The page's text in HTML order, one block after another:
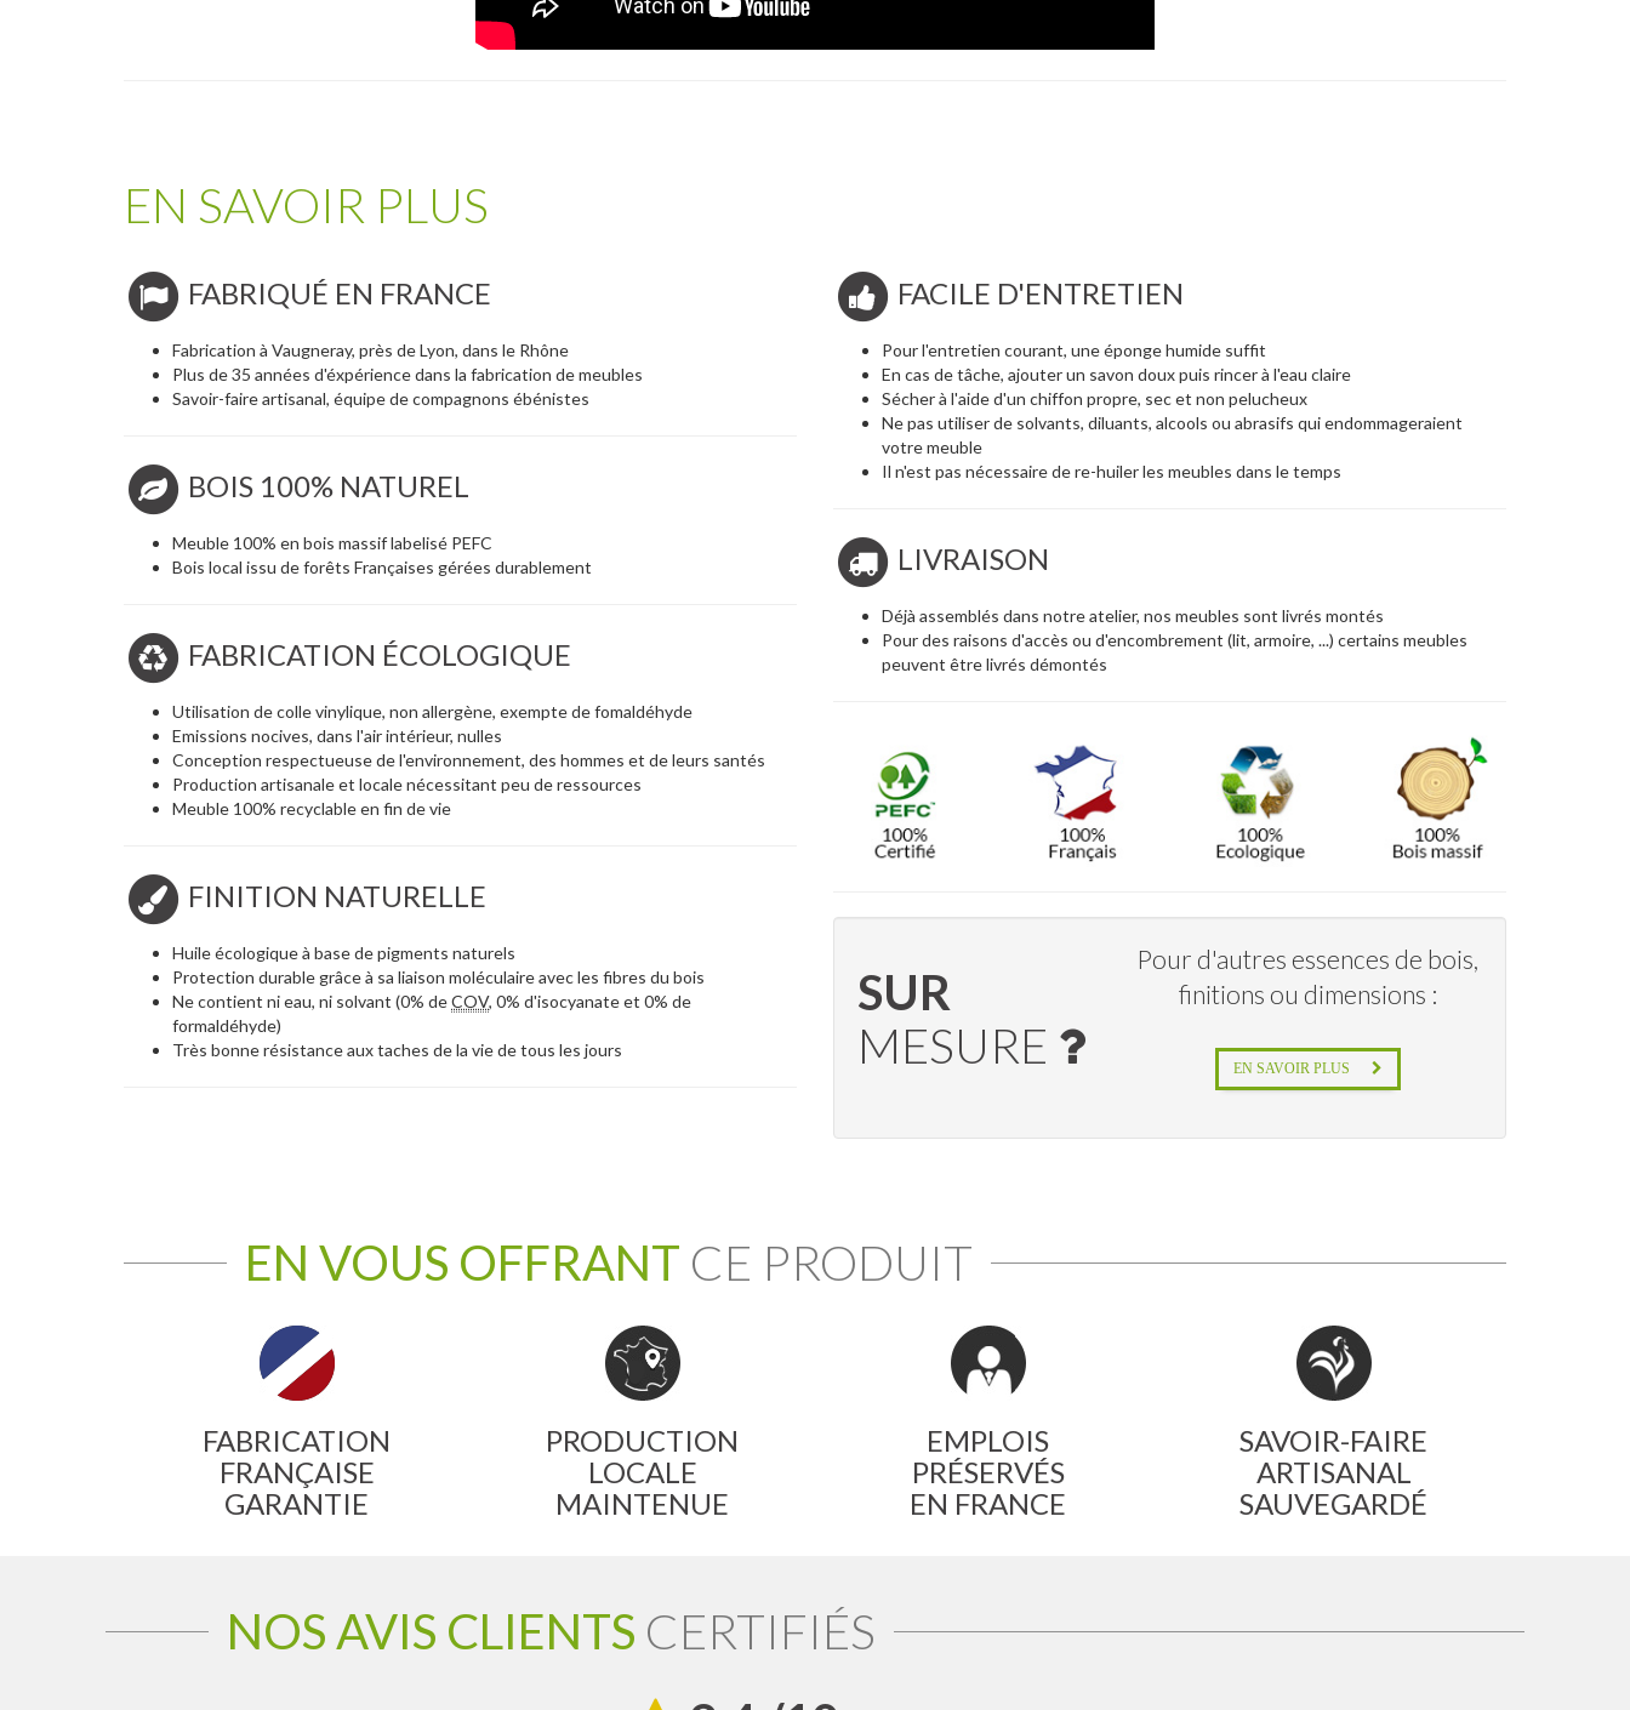
EN SAVOIR PLUS
FABRIQUÉ EN FRANCE
Fabrication à Vaugneray, près de Lyon, dans le Rhône
Plus de 35 années d'éxpérience dans la fabrication de meubles
Savoir-faire artisanal, équipe de compagnons ébénistes
BOIS 100% NATUREL
Meuble 100% en bois massif labelisé PEFC
Bois local issu de forêts Françaises gérées durablement
FABRICATION ÉCOLOGIQUE
Utilisation de colle vinylique, non allergène, exempte de fomaldéhyde
Emissions nocives, dans l'air intérieur, nulles
Conception respectueuse de l'environnement, des hommes et de leurs santés
Production artisanale et locale nécessitant peu de ressources
Meuble 100% recyclable en fin de vie
FINITION NATURELLE
Huile écologique à base de pigments naturels
Protection durable grâce à sa liaison moléculaire avec les fibres du bois
Ne contient ni eau, ni solvant (0% deCOV, 0% d'isocyanate et 0% de
formaldéhyde)
Très bonne résistance aux taches de la vie de tous les jours
FACILE D'ENTRETIEN
Pour l'entretien courant, une éponge humide suffit
En cas de tâche, ajouter un savon doux puis rincer à l'eau claire
Sécher à l'aide d'un chiffon propre, sec et non pelucheux
Ne pas utiliser de solvants, diluants, alcools ou abrasifs qui endommageraient
votre meuble
Il n'est pas nécessaire de re-huiler les meubles dans le temps
LIVRAISON
Déjà assemblés dans notre atelier, nos meubles sont livrés montés
Pour des raisons d'accès ou d'encombrement (lit, armoire, ...) certains meubles
peuvent être livrés démontés
SUR
MESURE
Pour d'autres essences de bois,
finitions ou dimensions :
EN SAVOIR PLUS
EN VOUS OFFRANT CE PRODUIT
FABRICATION
FRANÇAISE
GARANTIE
PRODUCTION
LOCALE
MAINTENUE
EMPLOIS
PRÉSERVÉS
EN FRANCE
SAVOIR-FAIRE
ARTISANAL
SAUVEGARDÉ
NOS AVIS CLIENTS CERTIFIÉS